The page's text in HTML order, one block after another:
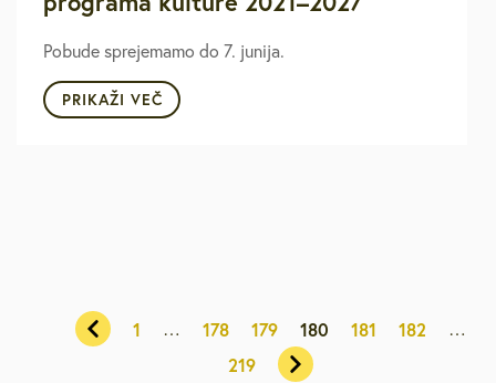
Pobude sprejemamo do 7. junija.
PRIKAŽI VEČ
1 … 178 179 180 181 182 …
219